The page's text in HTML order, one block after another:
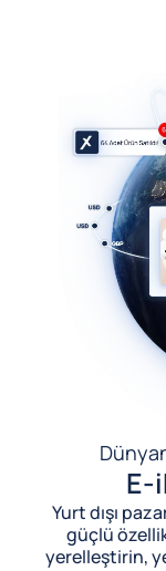
E-
Yurt dışı
güçlü
yerelleştirin,